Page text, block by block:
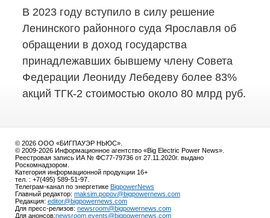
В 2023 году вступило в силу решение
Ленинского районного суда Ярославля об
обращении в доход государства
принадлежавших бывшему члену Совета
Федерации Леониду Лебедеву более 83%
акций ТГК-2 стоимостью около 80 млрд руб.
© 2026 ООО «БИГПАУЭР НЬЮС».
© 2009-2026 Информационное агентство «Big Electric Power News».
Реестровая запись ИА № ФС77-79736 от 27.11.2020г. выдано
Роскомнадзором.
Категория информационной продукции 16+
тел. : +7(495) 589-51-97.
Телеграм-канал по энергетике BigpowerNews
Главный редактор: maksim.popov@bigpowernews.com
Редакция: editor@bigpowernews.com
Для пресс-релизов: newsroom@bigpowernews.com
Для анонсов:newsroom.events@bigpowernews.com